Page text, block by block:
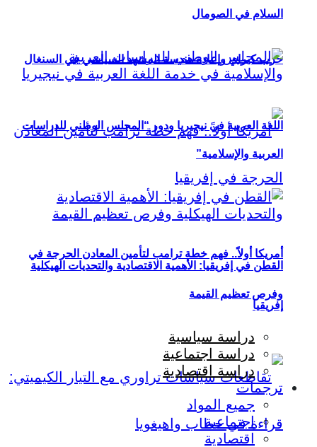
حزب كيراي وإعادة هندسة المشهد السياسي في السنغال
أمريكا أولاً.. فهم خطة ترامب لتأمين المعادن الحرجة في
إفريقيا
السلام في الصومال
اللغة العربية في نيجيريا ودور “المجلس الوطني للدراسات
العربية والإسلامية”
القطن في إفريقيا: الأهمية الاقتصادية والتحديات الهيكلية
وفرص تعظيم القيمة
دراسة سياسية
دراسة اجتماعية
دراسة اقتصادية
ترجمات
جميع المواد
اجتماعية
اقتصادية